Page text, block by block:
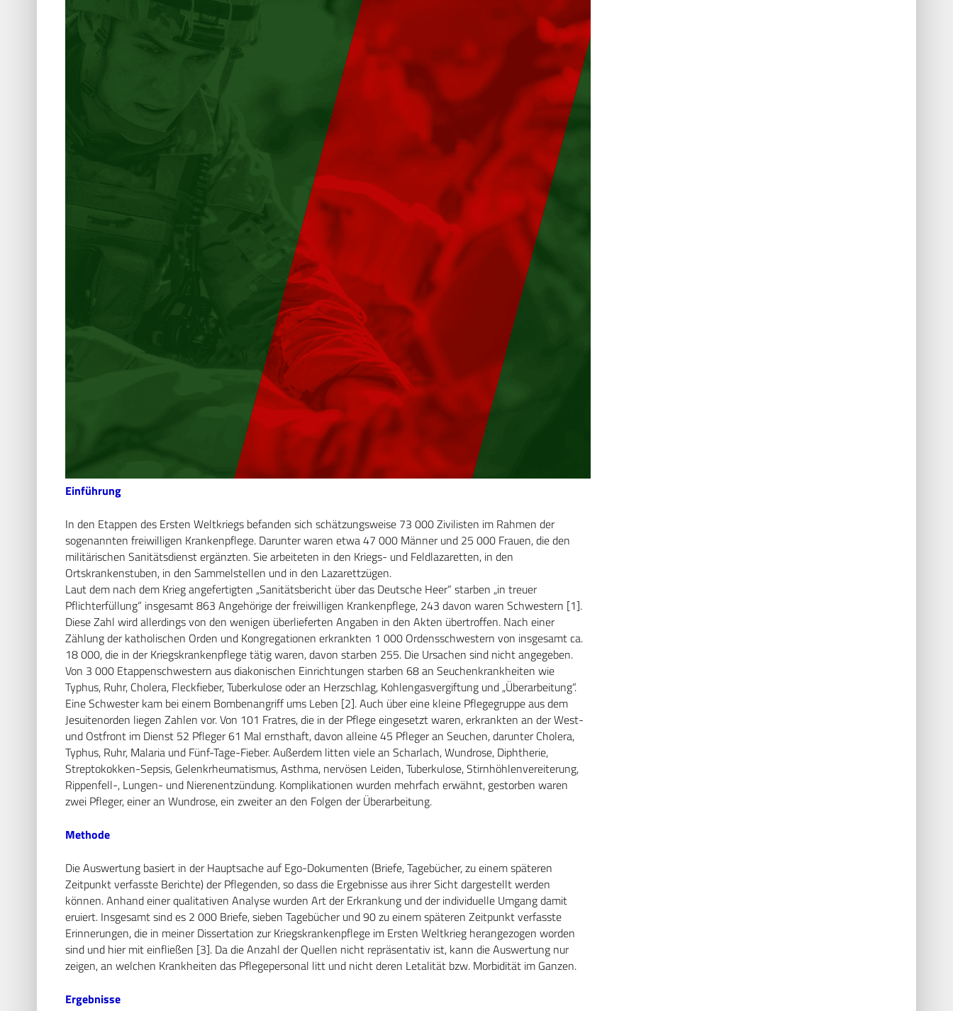
Einführung
In den Etappen des Ersten Weltkriegs befanden sich schätzungsweise 73 000 Zivilisten im Rahmen der
sogenannten freiwilligen Krankenpflege. Darunter waren etwa 47 000 Männer und 25 000 Frauen, die den
militärischen Sanitätsdienst ergänzten. Sie arbeiteten in den Kriegs- und Feldlazaretten, in den
Ortskrankenstuben, in den Sammelstellen und in den Lazarettzügen.
Laut dem nach dem Krieg angefertigten „Sanitätsbericht über das Deutsche Heer“ starben „in treuer
Pflichterfüllung“ insgesamt 863 Angehörige der freiwilligen Krankenpflege, 243 davon waren Schwestern [1].
Diese Zahl wird allerdings von den wenigen überlieferten Angaben in den Akten übertroffen. Nach einer
Zählung der katholischen Orden und Kongregationen erkrankten 1 000 Ordensschwestern von insgesamt ca.
18 000, die in der Kriegskrankenpflege tätig waren, davon starben 255. Die Ursachen sind nicht angegeben.
Von 3 000 Etappenschwestern aus diakonischen Einrichtungen starben 68 an Seuchenkrankheiten wie
Typhus, Ruhr, Cholera, Fleckfieber, Tuberkulose oder an Herzschlag, Kohlengasvergiftung und „Überarbeitung“.
Eine Schwester kam bei einem Bombenangriff ums Leben [2]. Auch über eine kleine Pflegegruppe aus dem
Jesuitenorden liegen Zahlen vor. Von 101 Fratres, die in der Pflege eingesetzt waren, erkrankten an der West-
und Ostfront im Dienst 52 Pfleger 61 Mal ernsthaft, davon alleine 45 Pfleger an Seuchen, darunter Cholera,
Typhus, Ruhr, Malaria und Fünf-Tage-Fieber. Außerdem litten viele an Scharlach, Wundrose, Diphtherie,
Streptokokken-Sepsis, Gelenkrheumatismus, Asthma, nervösen Leiden, Tuberkulose, Stirnhöhlenvereiterung,
Rippenfell-, Lungen- und Nierenentzündung. Komplikationen wurden mehrfach erwähnt, gestorben waren
zwei Pfleger, einer an Wundrose, ein zweiter an den Folgen der Überarbeitung.
Methode
Die Auswertung basiert in der Hauptsache auf Ego-Dokumenten (Briefe, Tagebücher, zu einem späteren
Zeitpunkt verfasste Berichte) der Pflegenden, so dass die Ergebnisse aus ihrer Sicht dargestellt werden
können. Anhand einer qualitativen Analyse wurden Art der Erkrankung und der individuelle Umgang damit
eruiert. Insgesamt sind es 2 000 Briefe, sieben Tagebücher und 90 zu einem späteren Zeitpunkt verfasste
Erinnerungen, die in meiner Dissertation zur Kriegskrankenpflege im Ersten Weltkrieg herangezogen worden
sind und hier mit einfließen [3]. Da die Anzahl der Quellen nicht repräsentativ ist, kann die Auswertung nur
zeigen, an welchen Krankheiten das Pflegepersonal litt und nicht deren Letalität bzw. Morbidität im Ganzen.
Ergebnisse